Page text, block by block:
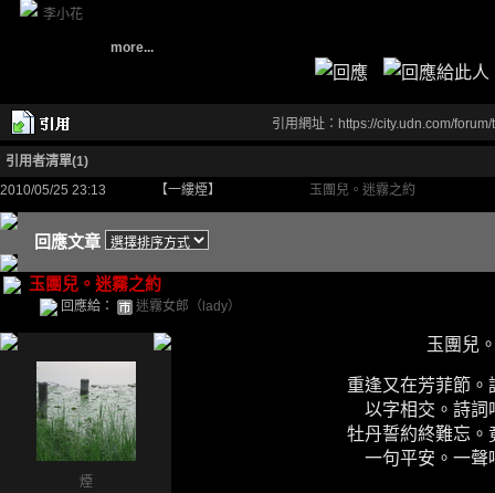
李小花
more...
引用網址：https://city.udn.com/
引用者清單(1)
2010/05/25 23:13
【一縷煙】 玉團兒。迷霧之約
回應文章
玉團兒。迷霧之約
回應給： 迷霧女郎（lady）
煙
玉團兒
重逢又在芳菲節
以字相交。詩詞
牡丹誓約終難忘。
一句平安。一聲